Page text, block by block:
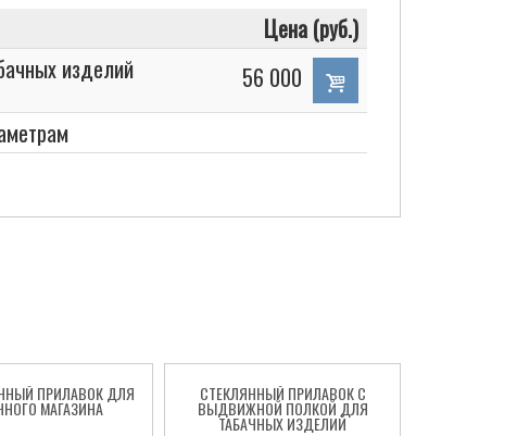
Цена (руб.)
изделий
56 000
ПРИЛАВОК ДЛЯ
МАГАЗИНА
СТЕКЛЯННЫЙ ПРИЛАВОК С
ВЫДВИЖНОЙ ПОЛКОЙ ДЛЯ
ТАБАЧНЫХ ИЗДЕЛИЙ